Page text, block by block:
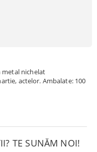
metal nichelat
actelor. Ambalate: 100
TE SUNĂM NOI!